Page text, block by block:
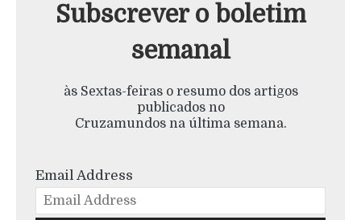
Subscrever o boletim
semanal
às Sextas-feiras o resumo dos artigos
publicados no
Cruzamundos na última semana.
Email Address